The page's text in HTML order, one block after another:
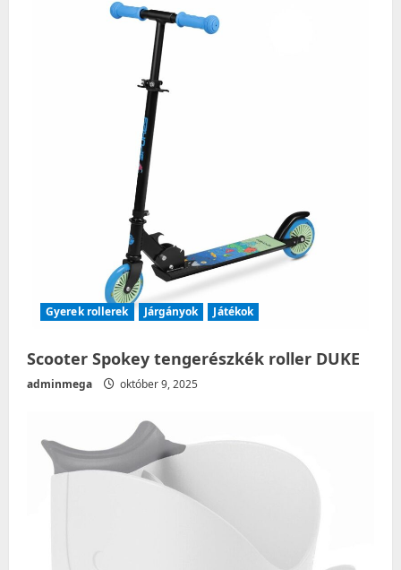
Gyerek rollerek Járgányok Játékok
Scooter Spokey tengerészkék roller DUKE
adminmega október 9, 2025